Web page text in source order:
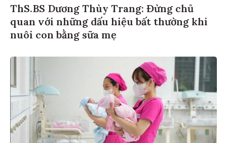
ThS.BS Dương Thùy Trang: Đừng chủ
quan với những dấu hiệu bất thường khi
nuôi con bằng sữa mẹ